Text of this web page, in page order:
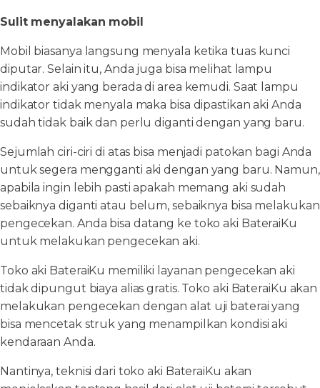
Sulit menyalakan mobil
Mobil biasanya langsung menyala ketika tuas kunci
diputar. Selain itu, Anda juga bisa melihat lampu
indikator aki yang berada di area kemudi. Saat lampu
indikator tidak menyala maka bisa dipastikan aki Anda
sudah tidak baik dan perlu diganti dengan yang baru.
Sejumlah ciri-ciri di atas bisa menjadi patokan bagi Anda
untuk segera mengganti aki dengan yang baru. Namun,
apabila ingin lebih pasti apakah memang aki sudah
sebaiknya diganti atau belum, sebaiknya bisa melakukan
pengecekan. Anda bisa datang ke toko aki BateraiKu
untuk melakukan pengecekan aki.
Toko aki BateraiKu memiliki layanan pengecekan aki
tidak dipungut biaya alias gratis. Toko aki BateraiKu akan
melakukan pengecekan dengan alat uji baterai yang
bisa mencetak struk yang menampilkan kondisi aki
kendaraan Anda.
Nantinya, teknisi dari toko aki BateraiKu akan